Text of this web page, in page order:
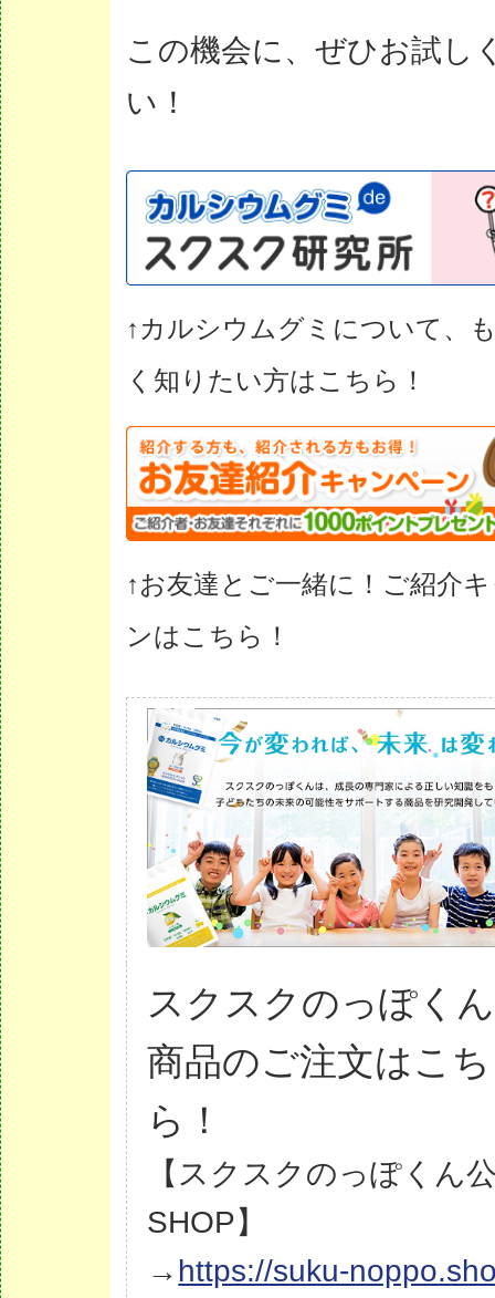
この機会に、ぜひお試し
い！
↑カルシウムグミについて、
く知りたい方はこちら！
↑お友達とご一緒に！ご紹介
ンはこちら！
スクスクのっぽくん
商品のご注文はこ
ら！
【スクスクのっぽくん
SHOP】
→ https://suku-